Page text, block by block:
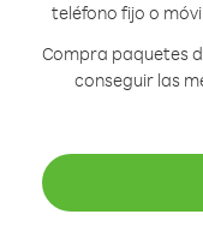
teléfono fijo o
Compra paquetes
conseguir las